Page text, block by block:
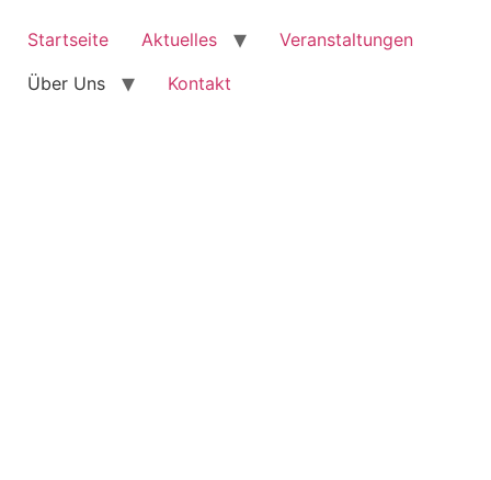
Startseite Aktuelles
Veranstaltungen
Über Uns
Kontakt